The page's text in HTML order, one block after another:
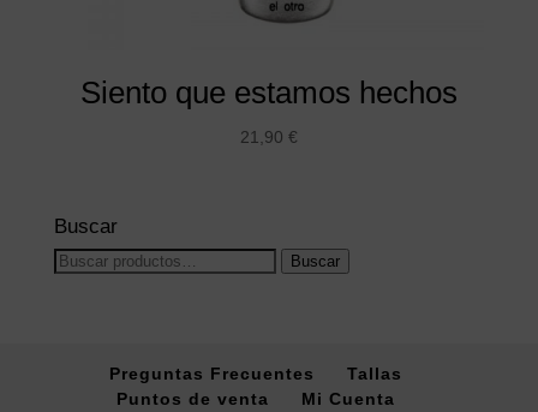
Siento que estamos hechos
21,90 €
Buscar
Buscar
Buscar
Preguntas Frecuentes
Tallas
Puntos de venta
Mi Cuenta